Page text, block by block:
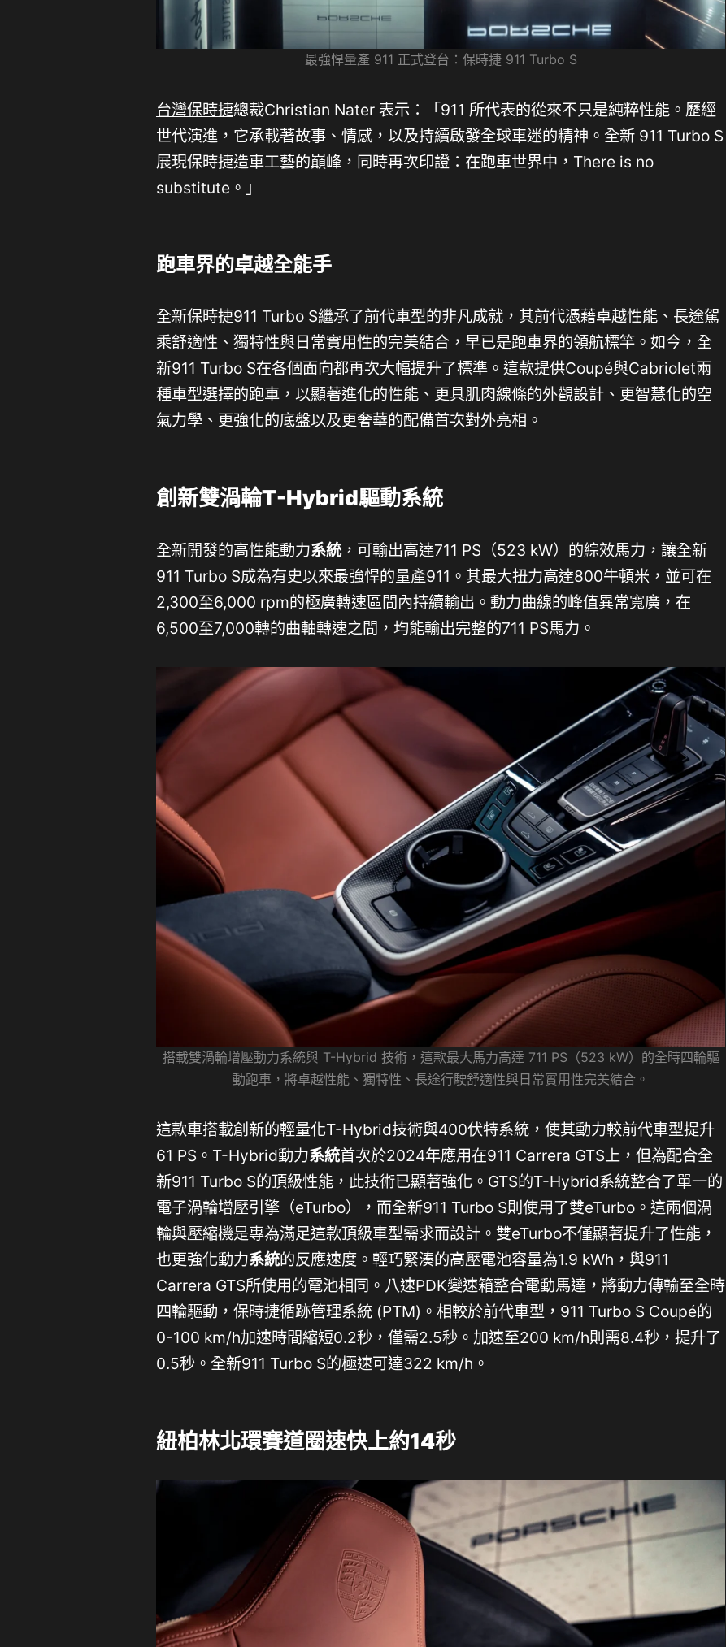
最強悍量產 911 正式登台：保時捷 911 Turbo S
台灣保時捷總裁Christian Nater 表示：「911 所代表的從來不只是純粹性能。歷經
世代演進，它承載著故事、情感，以及持續啟發全球車迷的精神。全新 911 Turbo S
展現保時捷造車工藝的巔峰，同時再次印證：在跑車世界中，There is no
substitute。」
跑車界的卓越全能手
全新保時捷911 Turbo S繼承了前代車型的非凡成就，其前代憑藉卓越性能、長途駕
乘舒適性、獨特性與日常實用性的完美結合，早已是跑車界的領航標竿。如今，全
新911 Turbo S在各個面向都再次大幅提升了標準。這款提供Coupé與Cabriolet兩
種車型選擇的跑車，以顯著進化的性能、更具肌肉線條的外觀設計、更智慧化的空
氣力學、更強化的底盤以及更奢華的配備首次對外亮相。
創新雙渦輪T-Hybrid驅動系統
全新開發的高性能動力系統，可輸出高達711 PS（523 kW）的綜效馬力，讓全新
911 Turbo S成為有史以來最強悍的量產911。其最大扭力高達800牛頓米，並可在
2,300至6,000 rpm的極廣轉速區間內持續輸出。動力曲線的峰值異常寬廣，在
6,500至7,000轉的曲軸轉速之間，均能輸出完整的711 PS馬力。
搭載雙渦輪增壓動力系統與 T-Hybrid 技術，這款最大馬力高達 711 PS（523 kW）的全時四輪驅
動跑車，將卓越性能、獨特性、長途行駛舒適性與日常實用性完美結合。
這款車搭載創新的輕量化T-Hybrid技術與400伏特系統，使其動力較前代車型提升
61 PS。T-Hybrid動力系統首次於2024年應用在911 Carrera GTS上，但為配合全
新911 Turbo S的頂級性能，此技術已顯著強化。GTS的T-Hybrid系統整合了單一的
電子渦輪增壓引擎（eTurbo），而全新911 Turbo S則使用了雙eTurbo。這兩個渦
輪與壓縮機是專為滿足這款頂級車型需求而設計。雙eTurbo不僅顯著提升了性能，
也更強化動力系統的反應速度。輕巧緊湊的高壓電池容量為1.9 kWh，與911
Carrera GTS所使用的電池相同。八速PDK變速箱整合電動馬達，將動力傳輸至全時
四輪驅動，保時捷循跡管理系統 (PTM)。相較於前代車型，911 Turbo S Coupé的
0-100 km/h加速時間縮短0.2秒，僅需2.5秒。加速至200 km/h則需8.4秒，提升了
0.5秒。全新911 Turbo S的極速可達322 km/h。
紐柏林北環賽道圈速快上約14秒